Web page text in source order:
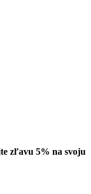
zľavu 5% na svoju